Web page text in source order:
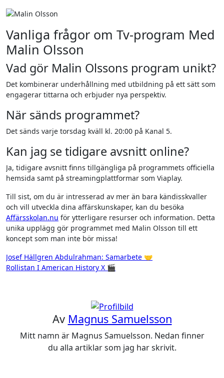
Vanliga frågor om Tv-program Med
Malin Olsson
Vad gör Malin Olssons program unikt?
Det kombinerar underhållning med utbildning på ett sätt som
engagerar tittarna och erbjuder nya perspektiv.
När sänds programmet?
Det sänds varje torsdag kväll kl. 20:00 på Kanal 5.
Kan jag se tidigare avsnitt online?
Ja, tidigare avsnitt finns tillgängliga på programmets officiella
hemsida samt på streamingplattformar som Viaplay.
Till sist, om du är intresserad av mer än bara kändisskvaller
och vill utveckla dina affärskunskaper, kan du besöka
Affärsskolan.nu för ytterligare resurser och information. Detta
unika upplägg gör programmet med Malin Olsson till ett
koncept som man inte bör missa!
Inläggsnavigering
Josef Hällgren Abdulrahman: Samarbete 🤝
Rollistan I American History X 🎬
Av Magnus Samuelsson
Mitt namn är Magnus Samuelsson. Nedan finner
du alla artiklar som jag har skrivit.